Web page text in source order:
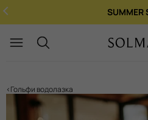
SUMMER
Гольфи водолазка